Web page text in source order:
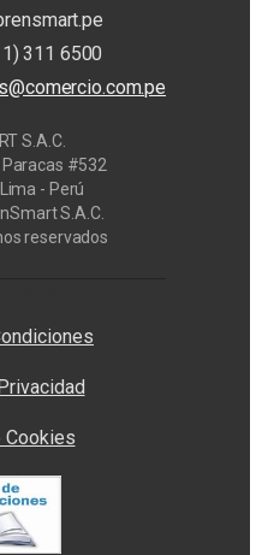
311 6500
S.A.C.
#532
- Perú
S.A.C.
reservados
Cookies